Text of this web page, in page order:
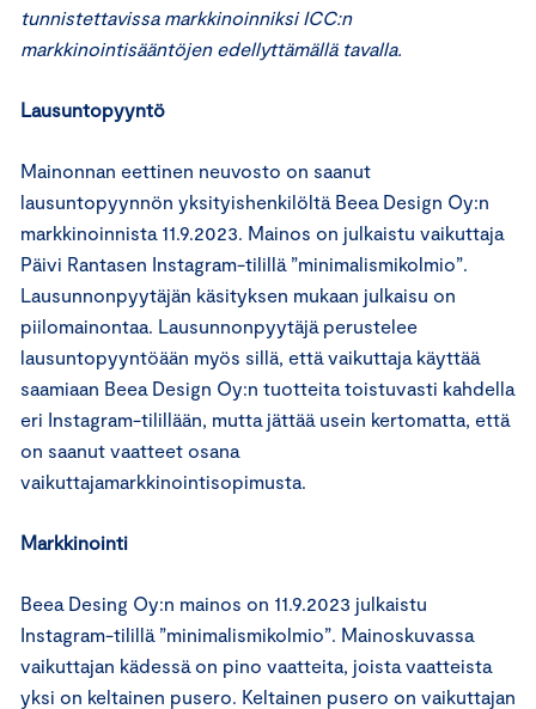
tunnistettavissa markkinoinniksi ICC:n
markkinointisääntöjen edellyttämällä tavalla.
Lausuntopyyntö
Mainonnan eettinen neuvosto on saanut
lausuntopyynnön yksityishenkilöltä Beea Design Oy:n
markkinoinnista 11.9.2023. Mainos on julkaistu vaikuttaja
Päivi Rantasen Instagram-tilillä ”minimalismikolmio”.
Lausunnonpyytäjän käsityksen mukaan julkaisu on
piilomainontaa. Lausunnonpyytäjä perustelee
lausuntopyyntöään myös sillä, että vaikuttaja käyttää
saamiaan Beea Design Oy:n tuotteita toistuvasti kahdella
eri Instagram-tilillään, mutta jättää usein kertomatta, että
on saanut vaatteet osana
vaikuttajamarkkinointisopimusta.
Markkinointi
Beea Desing Oy:n mainos on 11.9.2023 julkaistu
Instagram-tilillä ”minimalismikolmio”. Mainoskuvassa
vaikuttajan kädessä on pino vaatteita, joista vaatteista
yksi on keltainen pusero. Keltainen pusero on vaikuttajan